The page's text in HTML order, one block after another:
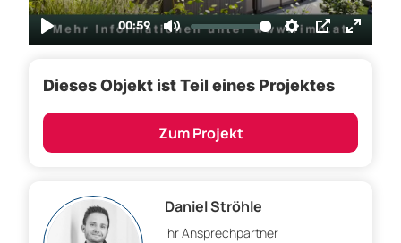
Dieses Objekt ist Teil eines Projektes
Zum Projekt
Daniel Ströhle
Ihr Ansprechpartner